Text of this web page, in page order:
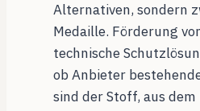
Alternativen, sondern
Medaille. Förderung
technische
ob Anbieter
sind der Stoff, aus